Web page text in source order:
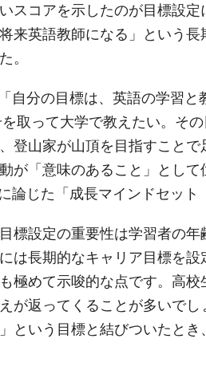
スコアを示したのが目標設
来英語教師になる」という
。
自分の目標は、英語の学習と
取って大学で教えたい。そ
登山家が山頂を目指すこと
が「意味のあること」とし
論じた「成長マインドセット
標設定の重要性は学習者の
は長期的なキャリア目標を
極めて示唆的な点です。高
が返ってくることが多いで
という目標と結びついたと